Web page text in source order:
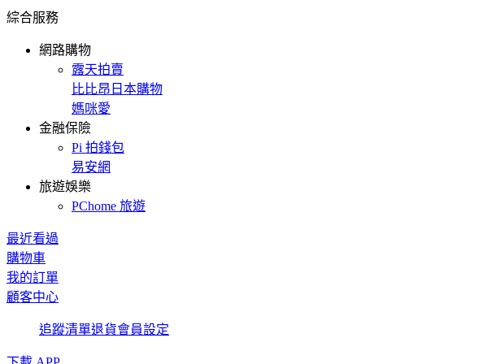
綜合服務
網路購物
露天拍賣
比比昂日本購物
媽咪愛
金融保險
Pi 拍錢包
易安網
旅遊娛樂
PChome 旅遊
最近看過
購物車
我的訂單
顧客中心
追蹤清單退貨會員設定